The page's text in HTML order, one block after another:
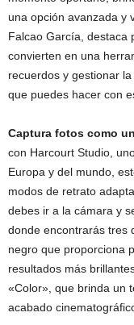
una opción avanzada y
Falcao García, destaca
convierten en una
recuerdos y gestionar
que puedes hacer con
Captura fotos como
con Harcourt Studio,
Europa y del mundo,
modos de retrato
debes ir a la cámara y
donde encontrarás tres
negro que proporciona
resultados más
«Color», que brinda un
acabado